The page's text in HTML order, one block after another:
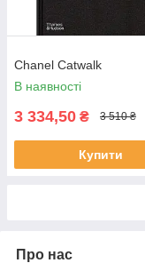
Chanel Catwalk
В наявності
3 334,50 ₴ 3 510 ₴
Купити
Про нас